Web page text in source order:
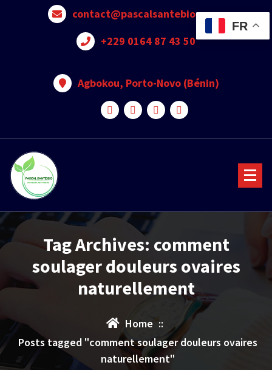
contact@pascalsantebio.com
+229 0164 87 43 50
Agbokou, Porto-Novo (Bénin)
Tag Archives: comment
soulager douleurs ovaires
naturellement
Home ::
Posts tagged "comment soulager douleurs ovaires
naturellement"
FR